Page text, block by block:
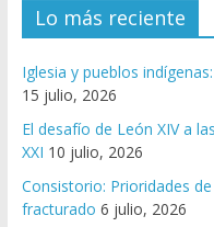
Lo más reciente
Iglesia y pueblos
15 julio, 2026
El desafío de León XIV a
XXI 10 julio, 2026
Consistorio: Prioridades
fracturado 6 julio, 2026